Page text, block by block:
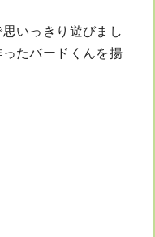
いっきり遊びまし
たバードくんを揚